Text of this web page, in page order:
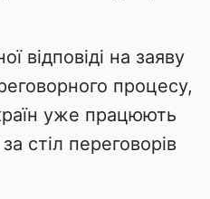
відповіді на заяву
процесу,
уже працюють
стіл переговорів